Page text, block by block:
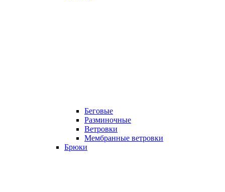
Беговые
Разминочные
Ветровки
Мембранные ветровки
Брюки